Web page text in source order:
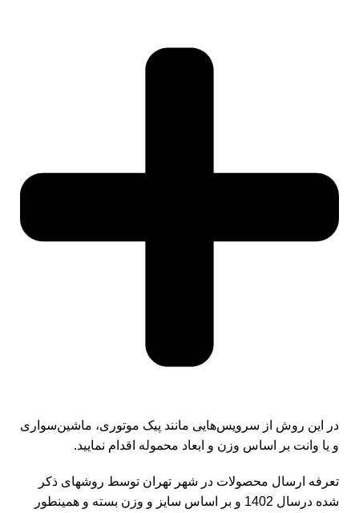
در این روش از سرویس‌هایی مانند پیک موتوری، ماشین‌سواری
و یا وانت بر اساس وزن و ابعاد محموله اقدام نمایید.
تعرفه ارسال محصولات در شهر تهران توسط روشهای ذکر
شده درسال 1402 و بر اساس سایز و وزن بسته و همینطور